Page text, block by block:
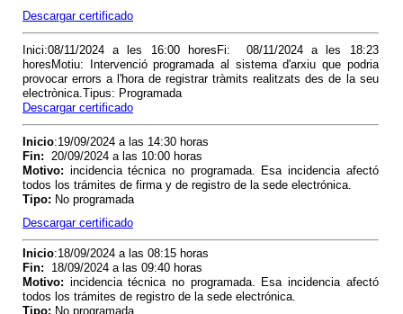
Descargar certificado
Inici:08/11/2024 a les 16:00 horesFi: 08/11/2024 a les 18:23
horesMotiu: Intervenció programada al sistema d'arxiu que podria
provocar errors a l'hora de registrar tràmits realitzats des de la seu
electrònica.Tipus: Programada
Descargar certificado
Inicio:19/09/2024 a las 14:30 horas
Fin:
20/09/2024 a las 10:00 horas
Motivo: incidencia técnica no programada. Esa incidencia afectó
todos los trámites de firma y de registro de la sede electrónica.
Tipo: No programada
Descargar certificado
Inicio:18/09/2024 a las 08:15 horas
Fin:
18/09/2024 a las 09:40 horas
Motivo: incidencia técnica no programada. Esa incidencia afectó
todos los trámites de registro de la sede electrónica.
Tipo: No programada